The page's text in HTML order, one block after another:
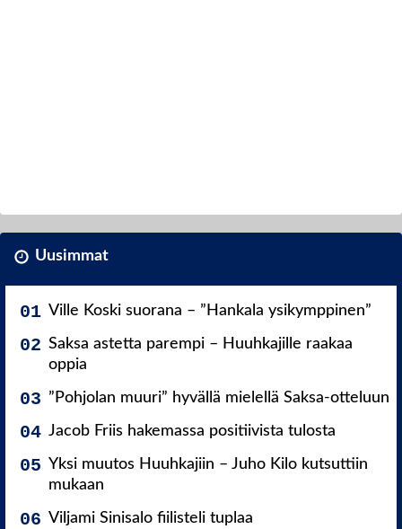
Uusimmat
Ville Koski suorana – ”Hankala ysikymppinen”
Saksa astetta parempi – Huuhkajille raakaa
oppia
”Pohjolan muuri” hyvällä mielellä Saksa-otteluun
Jacob Friis hakemassa positiivista tulosta
Yksi muutos Huuhkajiin – Juho Kilo kutsuttiin
mukaan
Viljami Sinisalo fiilisteli tuplaa